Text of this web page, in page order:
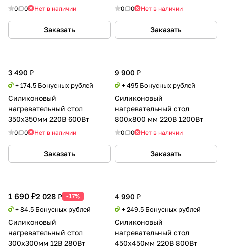
0 0 Нет в наличии
Заказать
0 0 Нет в наличии
Заказать
3 490 ₽
+ 174.5 Бонусных рублей
Силиконовый
нагревательный стол
350х350мм 220В 600Вт
0 0 Нет в наличии
Заказать
9 900 ₽
+ 495 Бонусных рублей
Силиконовый
нагревательный стол
800х800 мм 220В 1200Вт
0 0 Нет в наличии
Заказать
1 690 ₽2 028 ₽ -17%
+ 84.5 Бонусных рублей
Силиконовый
нагревательный стол
300х300мм 12В 280Вт
4 990 ₽
+ 249.5 Бонусных рублей
Силиконовый
нагревательный стол
450x450мм 220В 800Вт